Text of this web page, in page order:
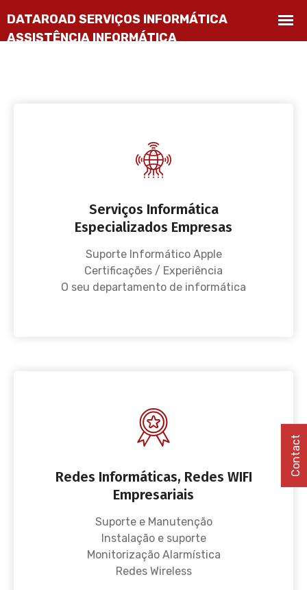
Serviços Informática
Especializados Empresas
Suporte Informático Apple
Certificações / Experiência
O seu departamento de informática
Redes Informáticas, Redes WIFI
Empresariais
Suporte e Manutenção
Instalação e suporte
Monitorização Alarmística
Redes Wireless
Contact